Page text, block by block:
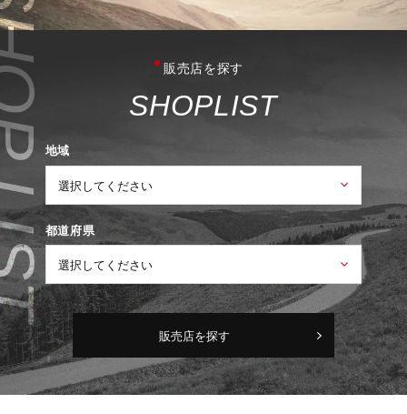
販売店を探す
SHOPLIST
地域
都道府県
販売店を探す